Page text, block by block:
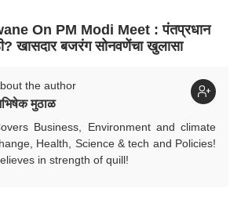
On PM Modi Meet : पंतप्रधान
खासदार बजरंग सोनवणेंचा खुलासा
the author
मुठाळ
Business, Environment and climate
Health, Science & tech and Policies!
in strength of quill!